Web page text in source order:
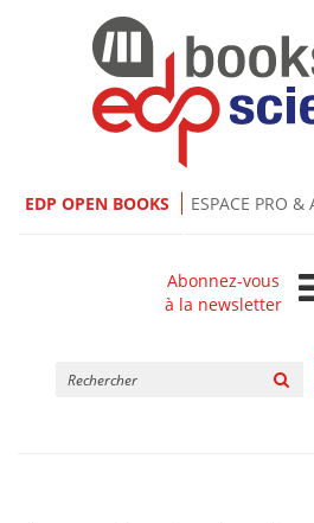
EDP OPEN BOOKS ESPACE PRO &
Abonnez-vous
à la newsletter